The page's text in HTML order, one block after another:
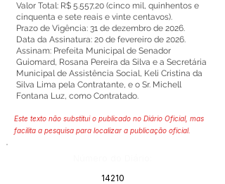
Valor Total: R$ 5.557,20 (cinco mil, quinhentos e
cinquenta e sete reais e vinte centavos).
Prazo de Vigência: 31 de dezembro de 2026.
Data da Assinatura: 20 de fevereiro de 2026.
Assinam: Prefeita Municipal de Senador
Guiomard, Rosana Pereira da Silva e a Secretária
Municipal de Assistência Social, Keli Cristina da
Silva Lima pela Contratante, e o Sr. Michell
Fontana Luz, como Contratado.
Este texto não substitui o publicado no Diário Oficial, mas
facilita a pesquisa para localizar a publicação oficial.
14210